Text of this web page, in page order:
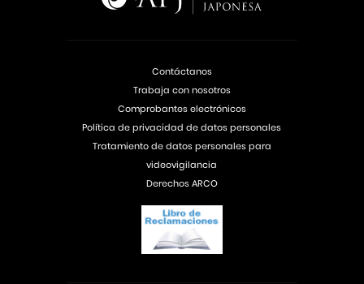
Contáctanos
Trabaja con nosotros
Comprobantes electrónicos
Política de privacidad de datos personales
Tratamiento de datos personales para
videovigilancia
Derechos ARCO